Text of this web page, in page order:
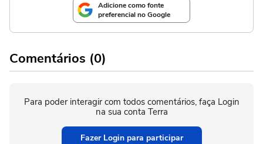
Adicione como fonte
preferencial no Google
Comentários (0)
Para poder interagir com todos comentários, faça Login
na sua conta Terra
Fazer Login para participar